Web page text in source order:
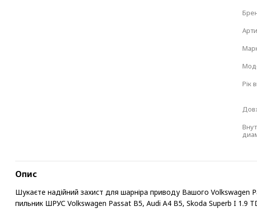
Рік
Опис
Шукаєте надійний захист для шарніра приводу Вашого Volkswagen
пильник ШРУС Volkswagen Passat B5, Audi A4 B5, Skoda Superb I 1.9